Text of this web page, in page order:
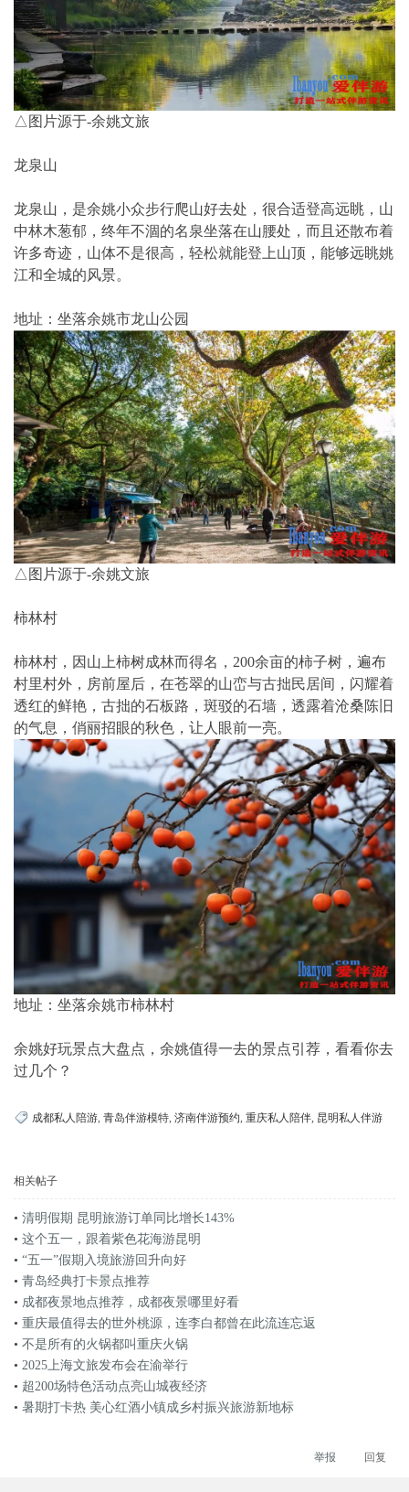
△图片源于-余姚文旅
龙泉山
龙泉山，是余姚小众步行爬山好去处，很合适登高远眺，山
中林木葱郁，终年不涸的名泉坐落在山腰处，而且还散布着
许多奇迹，山体不是很高，轻松就能登上山顶，能够远眺姚
江和全城的风景。
地址：坐落余姚市龙山公园
△图片源于-余姚文旅
柿林村
柿林村，因山上柿树成林而得名，200余亩的柿子树，遍布
村里村外，房前屋后，在苍翠的山峦与古拙民居间，闪耀着
透红的鲜艳，古拙的石板路，斑驳的石墙，透露着沧桑陈旧
的气息，俏丽招眼的秋色，让人眼前一亮。
地址：坐落余姚市柿林村
余姚好玩景点大盘点，余姚值得一去的景点引荐，看看你去
过几个？
成都私人陪游, 青岛伴游模特, 济南伴游预约, 重庆私人陪伴, 昆明私人伴游
相关帖子
• 清明假期 昆明旅游订单同比增长143%
• 这个五一，跟着紫色花海游昆明
• “五一”假期入境旅游回升向好
• 青岛经典打卡景点推荐
• 成都夜景地点推荐，成都夜景哪里好看
• 重庆最值得去的世外桃源，连李白都曾在此流连忘返
• 不是所有的火锅都叫重庆火锅
• 2025上海文旅发布会在渝举行
• 超200场特色活动点亮山城夜经济
• 暑期打卡热 美心红酒小镇成乡村振兴旅游新地标
回复
举报